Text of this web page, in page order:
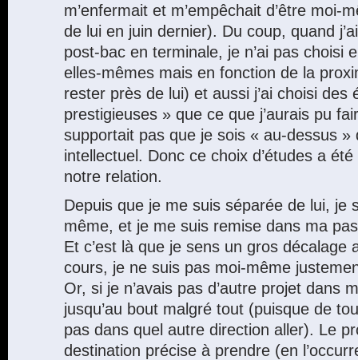
m’enfermait et m’empêchait d’être moi-
de lui en juin dernier). Du coup, quand
post-bac en terminale, je n’ai pas choisi
elles-mêmes mais en fonction de la
rester près de lui) et aussi j’ai choisi des
prestigieuses » que ce que j’aurais pu
supportait pas que je sois « au-dessus »
intellectuel. Donc ce choix d’études a
notre relation.
Depuis que je me suis séparée de lui, je
même, et je me suis remise dans ma
Et c’est là que je sens un gros décalage
cours, je ne suis pas moi-même
Or, si je n’avais pas d’autre projet dans
jusqu’au bout malgré tout (puisque de
pas dans quel autre direction aller). Le
destination précise à prendre (en